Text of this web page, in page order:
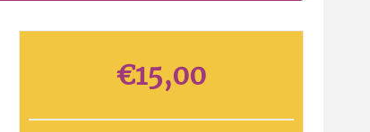
€15,00